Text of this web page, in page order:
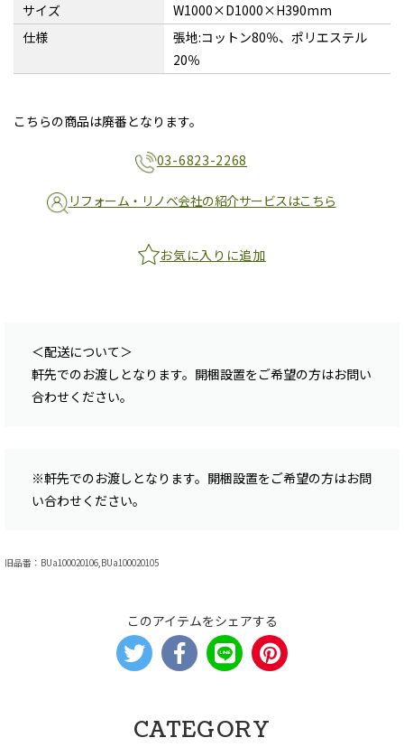
サイズ
W1000×D1000×H390mm
仕様
張地:コットン80％、ポリエステル
20％
こちらの商品は廃番となります。
03-6823-2268
リフォーム・リノベ会社の紹介サービスはこちら
お気に入りに追加
＜配送について＞
軒先でのお渡しとなります。開梱設置をご希望の方はお問い
合わせください。
※軒先でのお渡しとなります。開梱設置をご希望の方はお問
い合わせください。
旧品番：BUa100020106,BUa100020105
このアイテムをシェアする
CATEGORY